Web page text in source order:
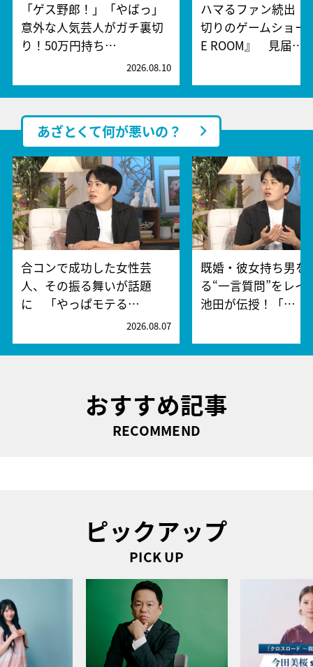
「ゲス野郎！」「やばっ」
意外な人気芸人がガチ裏切
り！50万円持ち…
2026.08.10
ハマるファン続出！
切りのゲームショー
E ROOM』 見届…
あざとくて何が悪いの？
合コンで成功した女性芸
人、その振る舞いが話題
に 「やっぱモテる…
2026.08.07
既婚・彼女持ち男を
る“一言質問”をレイ
池田が伝授！「…
おすすめ記事
RECOMMEND
ピックアップ
PICK UP